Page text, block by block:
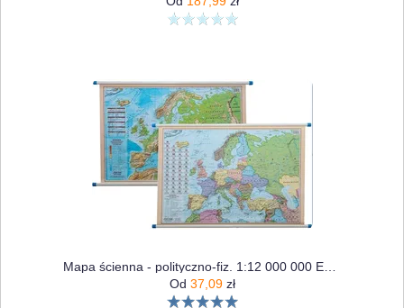
Od 37,09 zł